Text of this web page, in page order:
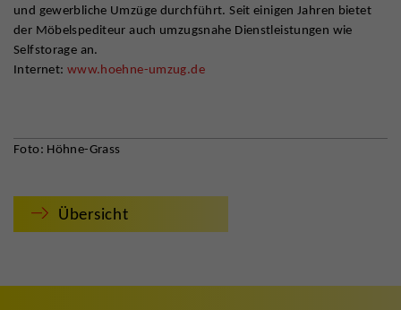
und gewerbliche Umzüge durchführt. Seit einigen Jahren bietet
der Möbelspediteur auch umzugsnahe Dienstleistungen wie
Selfstorage an.
Internet: www.hoehne-umzug.de
Foto: Höhne-Grass
Übersicht